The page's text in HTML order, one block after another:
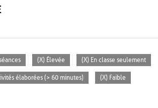
(X) Élevée (X) En classe seulement
élaborées (> 60 minutes) (X) Faible